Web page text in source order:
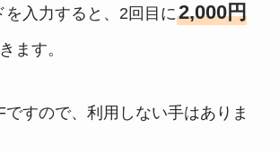
を入力すると、2回目に2,000円
ます。
すので、利用しない手はありま